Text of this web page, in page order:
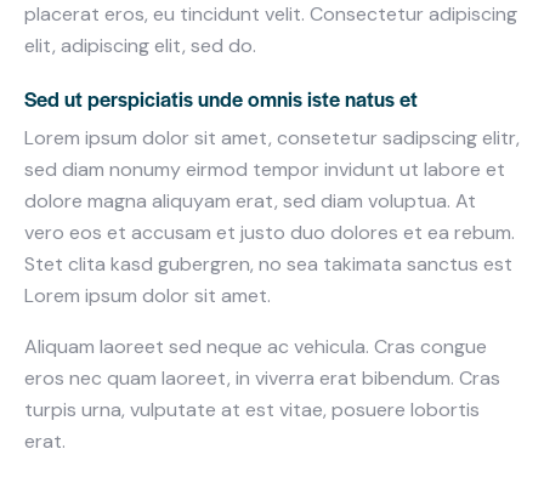
placerat eros, eu tincidunt velit. Consectetur adipiscing
elit, adipiscing elit, sed do.
Sed ut perspiciatis unde omnis iste natus et
Lorem ipsum dolor sit amet, consetetur sadipscing elitr,
sed diam nonumy eirmod tempor invidunt ut labore et
dolore magna aliquyam erat, sed diam voluptua. At
vero eos et accusam et justo duo dolores et ea rebum.
Stet clita kasd gubergren, no sea takimata sanctus est
Lorem ipsum dolor sit amet.
Aliquam laoreet sed neque ac vehicula. Cras congue
eros nec quam laoreet, in viverra erat bibendum. Cras
turpis urna, vulputate at est vitae, posuere lobortis
erat.